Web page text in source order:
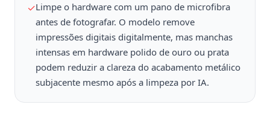
✓Limpe o hardware com um pano de microfibra
antes de fotografar. O modelo remove
impressões digitais digitalmente, mas manchas
intensas em hardware polido de ouro ou prata
podem reduzir a clareza do acabamento metálico
subjacente mesmo após a limpeza por IA.